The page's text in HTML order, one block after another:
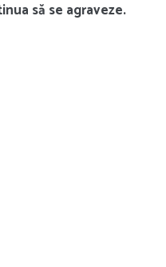
să se agraveze.